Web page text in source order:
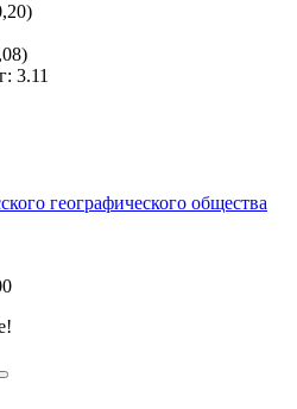
3.11
географического общества